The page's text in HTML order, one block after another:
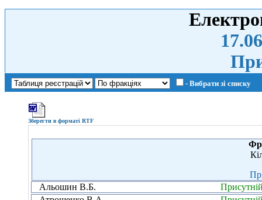
- Вибрати зі списку
Зберегти в форматі RTF
Альошин В.Б.